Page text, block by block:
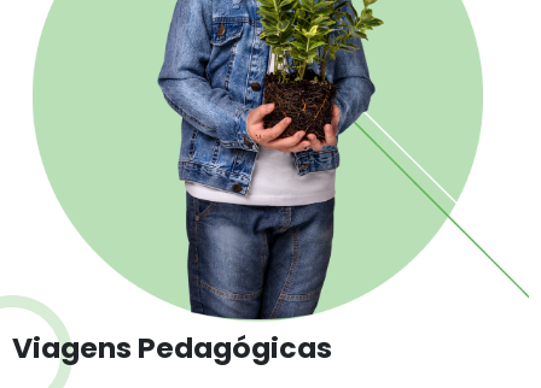
Viagens Pedagógicas